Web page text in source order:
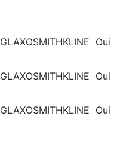
GLAXOSMITHKLINE Oui
GLAXOSMITHKLINE Oui
GLAXOSMITHKLINE Oui